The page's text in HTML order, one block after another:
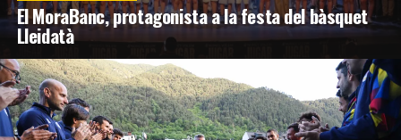
El MoraBanc, protagonista a la festa del bàsquet
Lleidatà